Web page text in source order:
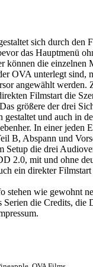
sich durch den
das Hauptmenü
können die einzelnen
OVA unterlegt sind,
angewählt werden.
Filmstart die
größere der drei
gestaltet und auch in
In einer jeden
B, Abspann und
Setup die drei
2.0, mit und ohne
ein direkter
stehen wie gewohnt
Serien die Credits,